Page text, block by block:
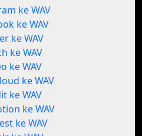
ke WAV
ke WAV
ke WAV
ke WAV
ke WAV
ke WAV
ke WAV
ke WAV
ke WAV